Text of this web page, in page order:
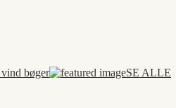
bøger
SE ALLE